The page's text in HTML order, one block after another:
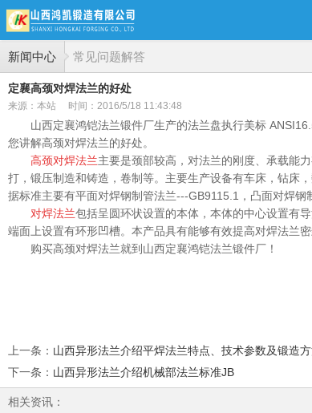
新闻中心 常见问题解答
定襄高颈对焊法兰的好处
来源：本站 时间：2016/5/18 11:43:48
山西定襄鸿铠法兰锻件厂生产的法兰盘执行美标
您讲解高颈对焊法兰的好处。
高颈对焊法兰主要是颈部较高，对法兰的刚度、承载能
打，锻压制造和铸造，卷制等。主要生产设备有车床，钻床
据标准主要有平面对焊钢制管法兰---GB9115.1，凸面对焊钢
对焊法兰包括呈圆环状设置的本体，本体的中心设置有
端面上设置有环形凹槽。本产品具有能够有效提高对焊法兰密
购买高颈对焊法兰就到山西定襄鸿铠法兰锻件厂！
上一条 ： 山西异形法兰介绍平焊法兰特点、技术参数及锻造
下一条 ： 山西异形法兰介绍机械部法兰标准JB
相关资讯：